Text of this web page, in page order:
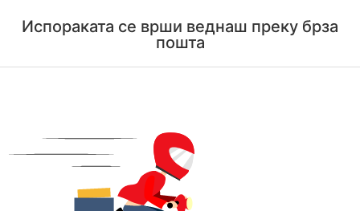
Испораката се врши веднаш преку брза
пошта